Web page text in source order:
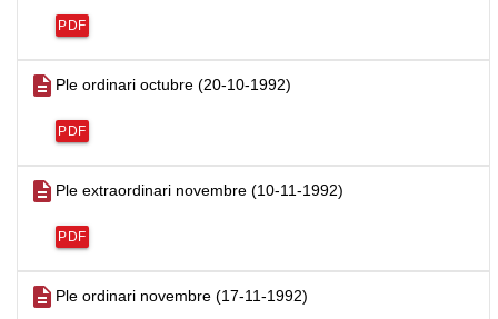
PDF
description Ple ordinari octubre (20-10-1992)
PDF
description Ple extraordinari novembre (10-11-1992)
PDF
description Ple ordinari novembre (17-11-1992)